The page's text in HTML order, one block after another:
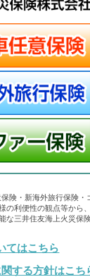
険・新海外旅行保険・
の利便性の観点等から
な三井住友海上火災保
てはこちら
する方針はこち